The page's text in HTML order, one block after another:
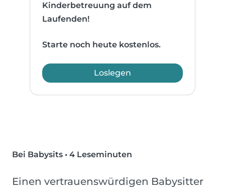
Kinderbetreuung auf dem
Laufenden!
Starte noch heute kostenlos.
Loslegen
Bei Babysits • 4 Leseminuten
Einen vertrauenswürdigen Babysitter